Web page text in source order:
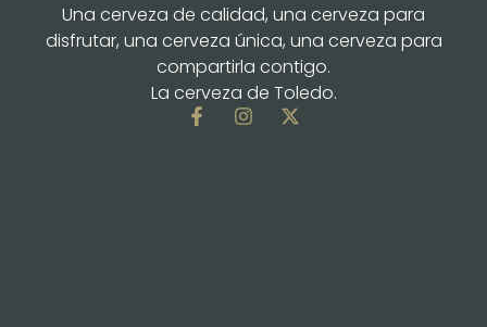
Una cerveza de calidad, una cerveza para
disfrutar, una cerveza única, una cerveza para
compartirla contigo.
La cerveza de Toledo.